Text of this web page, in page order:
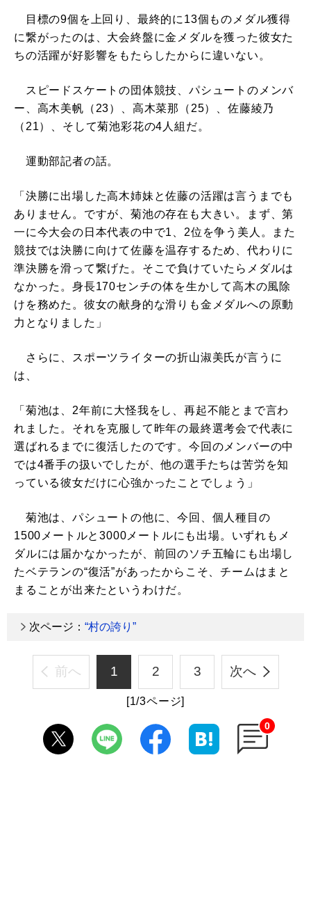
目標の9個を上回り、最終的に13個ものメダル獲得
に繋がったのは、大会終盤に金メダルを獲った彼女た
ちの活躍が好影響をもたらしたからに違いない。
スピードスケートの団体競技、パシュートのメンバ
ー、高木美帆（23）、高木菜那（25）、佐藤綾乃
（21）、そして菊池彩花の4人組だ。
運動部記者の話。
「決勝に出場した高木姉妹と佐藤の活躍は言うまでも
ありません。ですが、菊池の存在も大きい。まず、第
一に今大会の日本代表の中で1、2位を争う美人。また
競技では決勝に向けて佐藤を温存するため、代わりに
準決勝を滑って繋げた。そこで負けていたらメダルは
なかった。身長170センチの体を生かして高木の風除
けを務めた。彼女の献身的な滑りも金メダルへの原動
力となりました」
さらに、スポーツライターの折山淑美氏が言うに
は、
「菊池は、2年前に大怪我をし、再起不能とまで言わ
れました。それを克服して昨年の最終選考会で代表に
選ばれるまでに復活したのです。今回のメンバーの中
では4番手の扱いでしたが、他の選手たちは苦労を知
っている彼女だけに心強かったことでしょう」
菊池は、パシュートの他に、今回、個人種目の
1500メートルと3000メートルにも出場。いずれもメ
ダルには届かなかったが、前回のソチ五輪にも出場し
たベテランの“復活”があったからこそ、チームはまと
まることが出来たというわけだ。
次ページ： “村の誇り”
前へ 1 2 3 次へ
[1/3ページ]
0